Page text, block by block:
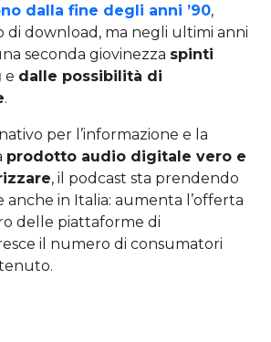
dalla fine degli anni ’90,
di download, ma negli ultimi anni
seconda giovinezza spinti
e dalle possibilità di
.
per l’informazione e la
prodotto audio digitale vero e
, il podcast sta prendendo
anche in Italia: aumenta l’offerta
delle piattaforme di
il numero di consumatori